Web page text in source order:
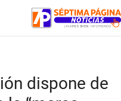
dispone de